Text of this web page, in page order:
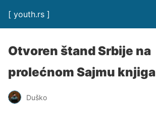
[ youth.rs ]
Otvoren štand Srbije na
prolećnom Sajmu knjiga
Duško